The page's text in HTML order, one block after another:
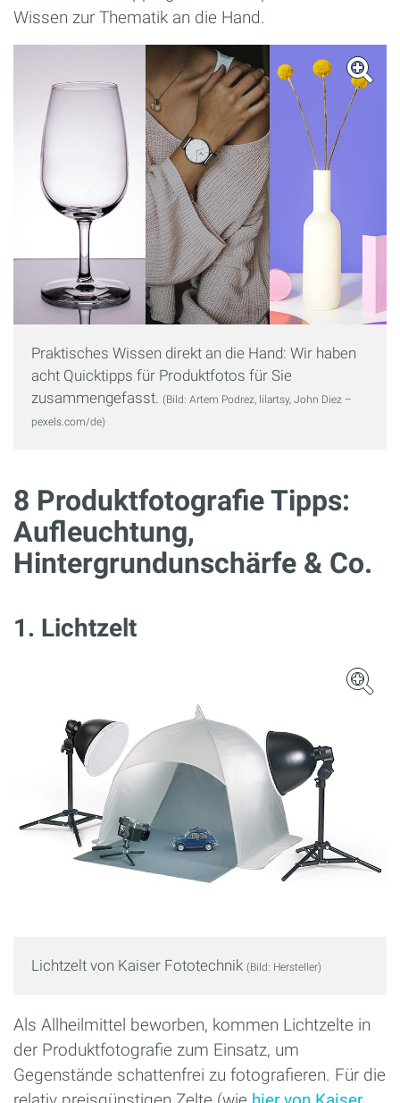
Wissen zur Thematik an die Hand.
Praktisches Wissen direkt an die Hand: Wir haben
acht Quicktipps für Produktfotos für Sie
zusammengefasst. (Bild: Artem Podrez, lilartsy, John Diez –
pexels.com/de)
8 Produktfotografie Tipps:
Aufleuchtung,
Hintergrundunschärfe & Co.
1. Lichtzelt
Lichtzelt von Kaiser Fototechnik (Bild: Hersteller)
Als Allheilmittel beworben, kommen Lichtzelte in
der Produktfotografie zum Einsatz, um
Gegenstände schattenfrei zu fotografieren. Für die